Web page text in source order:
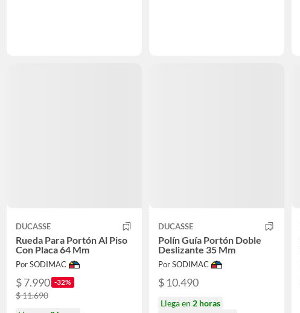
DUCASSE
Rueda Para Portón Al Piso
Con Placa 64 Mm
Por SODIMAC
$ 7.990 -32%
$ 11.690
DUCASSE
Polín Guía Portón Doble
Deslizante 35 Mm
Por SODIMAC
$ 10.490
Llega en 2 horas